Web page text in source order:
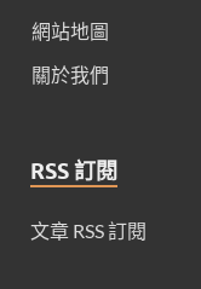
網站地圖
關於我們
RSS 訂閱
文章 RSS 訂閱